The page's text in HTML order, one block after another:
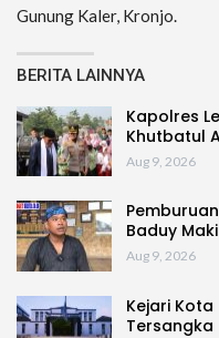
Gunung Kaler, Kronjo.
BERITA LAINNYA
Kapolres
Khutbatul
Aug 9, 2026
Baduy
Aug 9, 2026
Kejari
Tersangka